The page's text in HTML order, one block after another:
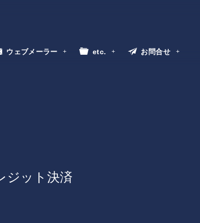
ウェブメーラー etc. お問合せ
ジット決済